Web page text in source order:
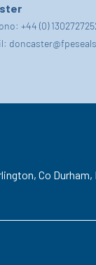
+44 (0)
Co Durham,